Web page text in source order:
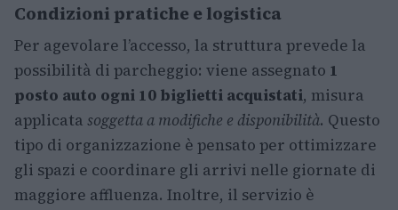
Condizioni pratiche e logistica
Per agevolare l’accesso, la struttura prevede la
possibilità di parcheggio: viene assegnato 1
posto auto ogni 10 biglietti acquistati, misura
applicata soggetta a modifiche e disponibilità. Questo
tipo di organizzazione è pensato per ottimizzare
gli spazi e coordinare gli arrivi nelle giornate di
maggiore affluenza. Inoltre, il servizio è